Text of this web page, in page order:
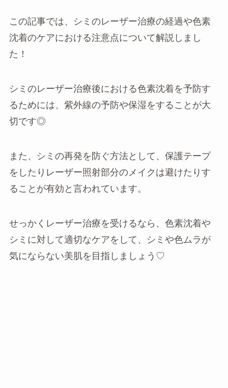
この記事では、シミのレーザー治療の経過や色素
沈着のケアにおける注意点について解説しまし
た！
シミのレーザー治療後における色素沈着を予防す
るためには、紫外線の予防や保湿をすることが大
切です◎
また、シミの再発を防ぐ方法として、保護テープ
をしたりレーザー照射部分のメイクは避けたりす
ることが有効と言われています。
せっかくレーザー治療を受けるなら、色素沈着や
シミに対して適切なケアをして、シミや色ムラが
気にならない美肌を目指しましょう♡